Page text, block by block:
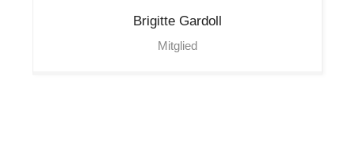
Brigitte Gardoll
Mitglied